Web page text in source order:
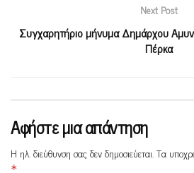
Next Post
Συγχαρητήριο μήνυμα Δημάρχου
Πέρκα
Αφήστε μια απάντηση
Η ηλ. διεύθυνση σας δεν δημοσιεύεται.Τα
*